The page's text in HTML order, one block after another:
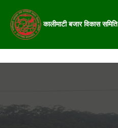
कालीमाटी बजार विकास समिति